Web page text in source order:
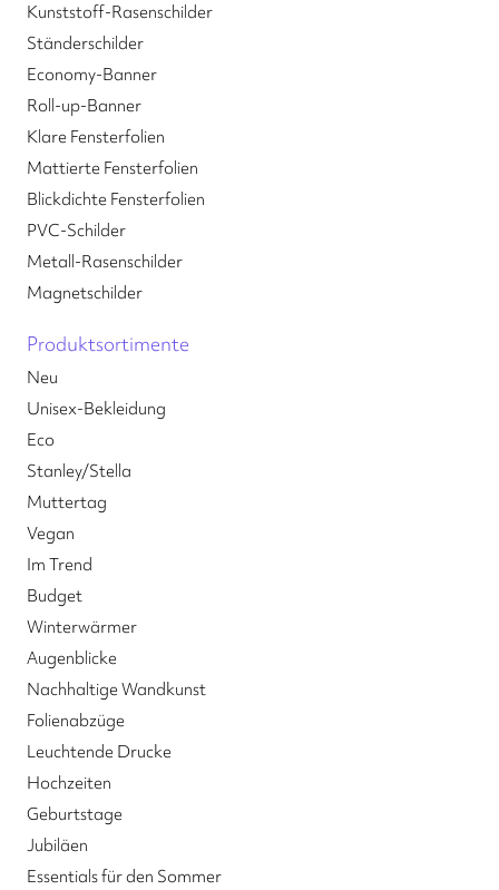
Kunststoff-Rasenschilder
Ständerschilder
Economy-Banner
Roll-up-Banner
Klare Fensterfolien
Mattierte Fensterfolien
Blickdichte Fensterfolien
PVC-Schilder
Metall-Rasenschilder
Magnetschilder
Produktsortimente
Neu
Unisex-Bekleidung
Eco
Stanley/Stella
Muttertag
Vegan
Im Trend
Budget
Winterwärmer
Augenblicke
Nachhaltige Wandkunst
Folienabzüge
Leuchtende Drucke
Hochzeiten
Geburtstage
Jubiläen
Essentials für den Sommer